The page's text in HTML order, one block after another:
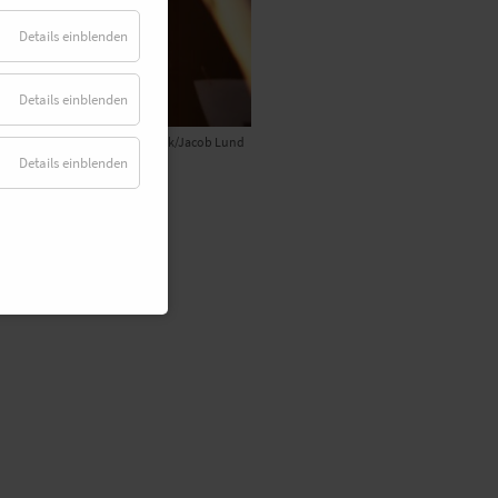
© Adobe Stock/Jacob Lund
Details einblenden
Details einblenden
Details einblenden